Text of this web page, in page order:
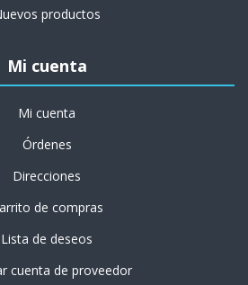
productos
Mi cuenta
Mi cuenta
Órdenes
Direcciones
de compras
Lista de deseos
cuenta de proveedor